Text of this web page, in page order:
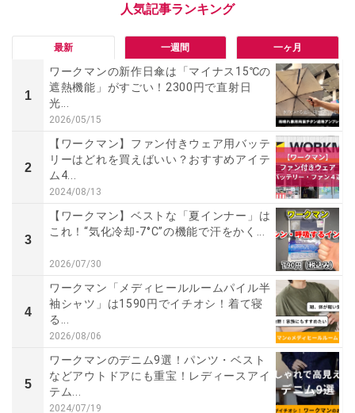
最新 一週間 一ヶ月
1
ワークマンの新作日傘は「マイナス15℃の
遮熱機能」がすごい！2300円で直射日
光...
2026/05/15
2
【ワークマン】ファン付きウェア用バッテ
リーはどれを買えばいい？おすすめアイテ
ム4...
2024/08/13
3
【ワークマン】ベストな「夏インナー」は
これ！“気化冷却-7°C”の機能で汗をかく...
2026/07/30
4
ワークマン「メディヒールルームパイル半
袖シャツ」は1590円でイチオシ！着て寝
る...
2026/08/06
5
ワークマンのデニム9選！パンツ・ベスト
などアウトドアにも重宝！レディースアイ
テム...
2024/07/19